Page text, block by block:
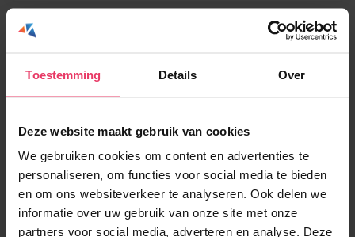
Toestemming Details Over
Deze website maakt gebruik van cookies
We gebruiken cookies om content en advertenties te
personaliseren, om functies voor social media te bieden
en om ons websiteverkeer te analyseren. Ook delen we
informatie over uw gebruik van onze site met onze
partners voor social media, adverteren en analyse. Deze